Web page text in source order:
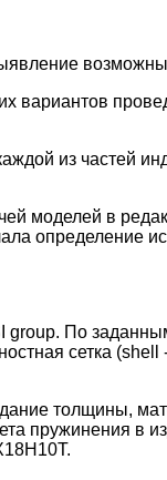
вариантов
из частей
моделей в
определение
group. По
сетка
толщины,
пружинения в